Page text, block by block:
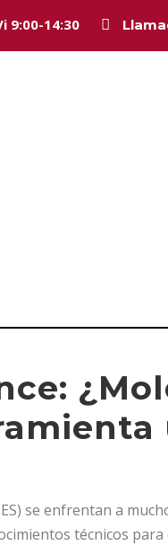
9:00-14:30
se enfrentan a
técnicos